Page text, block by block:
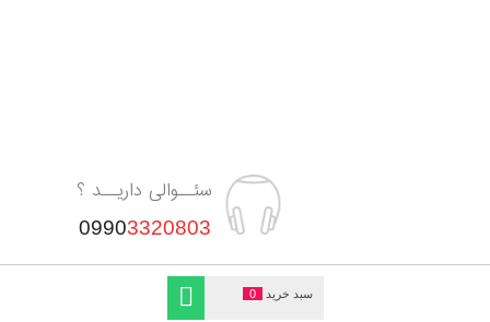
سئــوالی داریــد ؟
09903320803
سبد خرید 0